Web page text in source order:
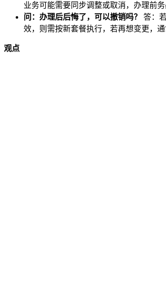
业务可能需要同步调整或取消，办理前
问：办理后后悔了，可以撤销吗？
答：
效，则需按新套餐执行，若再想变更，通
观点